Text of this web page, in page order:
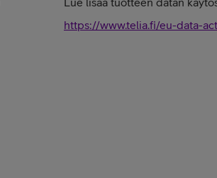
https://www.telia.fi/eu-data-act